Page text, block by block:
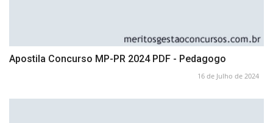
Apostila Concurso MP-PR 2024 PDF - Pedagogo
16 de Julho de 2024